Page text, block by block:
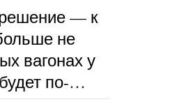
— к
не
вагонах у
по-